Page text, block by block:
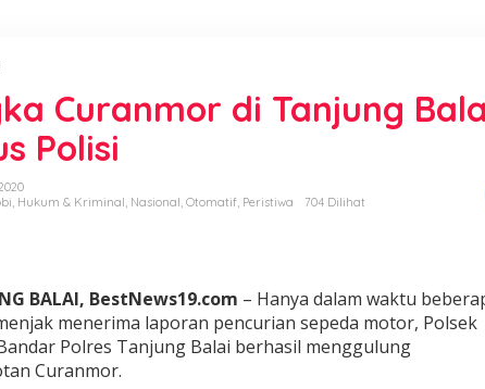
r
s
a
n
g
k
a
n
m
o
r
Curanmor di Tanjung
Polisi
, Hukum & Kriminal, Nasional, Otomatif, Peristiwa 704 Dilihat
BALAI, BestNews19.com – Hanya dalam waktu
menerima laporan pencurian sepeda motor, Polsek
Polres Tanjung Balai berhasil menggulung
Curanmor.